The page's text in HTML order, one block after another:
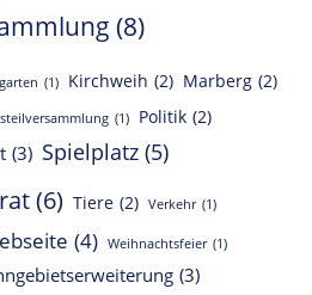
(8)
(1) Kirchweih (2) Marberg (2)
(1) Politik (2)
(3) Spielplatz (5)
(6) Tiere (2) Verkehr (1)
(4) Weihnachtsfeier (1)
(3)